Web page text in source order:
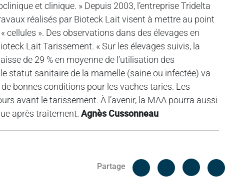
et clinique. » Depuis 2003, l’entreprise Tridelta
réalisés par Bioteck Lait visent à mettre au point
». Des observations dans des élevages en
Lait Tarissement. « Sur les élevages suivis, la
de 29 % en moyenne de l’utilisation des
statut sanitaire de la mamelle (saine ou infectée) va
bonnes conditions pour les vaches taries. Les
avant le tarissement. À l’avenir, la MAA pourra aussi
après traitement. Agnès Cussonneau
Partage
Facebook